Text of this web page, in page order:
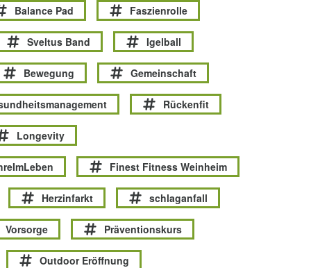
Balance Pad Faszienrolle
Sveltus Band Igelball
Bewegung Gemeinschaft
Rückenfit
Longevity
Finest Fitness Weinheim
Herzinfarkt schlaganfall
Vorsorge Präventionskurs
Outdoor Eröffnung